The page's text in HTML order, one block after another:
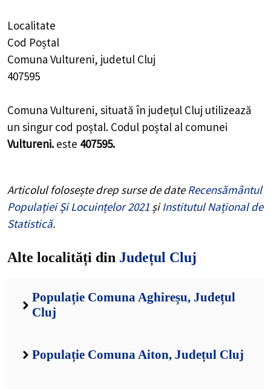
Localitate
Cod Poștal
Comuna Vultureni, judetul Cluj
407595
Comuna Vultureni, situată în județul Cluj utilizează
un singur cod poștal. Codul poștal al comunei
Vultureni. este 407595.
Articolul folosește drep surse de dateRecensământul
Populației Și Locuințelor 2021 șiInstitutul Național de
Statistică.
Alte localități din Județul Cluj
Populație Comuna Aghireșu, Județul
Cluj
Populație Comuna Aiton, Județul Cluj